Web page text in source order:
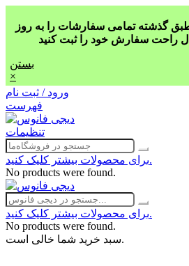
گذشته تمامی سفارشات را به روز
بستن
×
ورود / ثبت نام
فهرست
تنظیمات
برای محصولات بیشتر کلیک کنید.
No products were found.
برای محصولات بیشتر کلیک کنید.
No products were found.
سبد خرید شما خالی است.